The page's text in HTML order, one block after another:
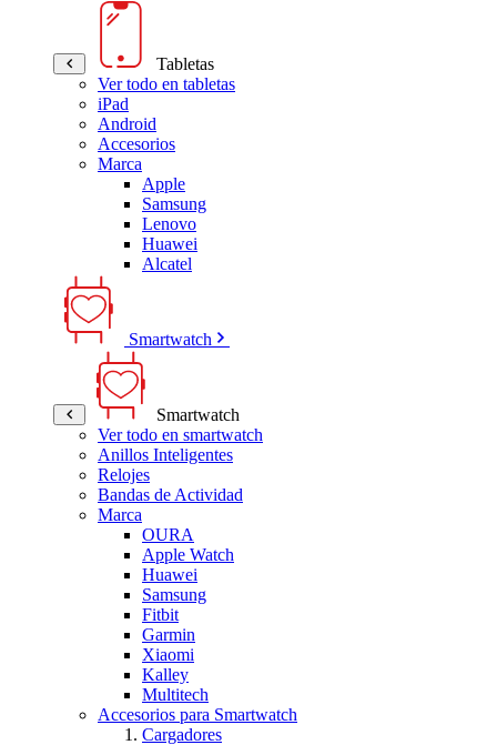
Tabletas
Ver todo en tabletas
iPad
Android
Accesorios
Marca
Apple
Samsung
Lenovo
Huawei
Alcatel
Smartwatch
Smartwatch
Ver todo en smartwatch
Anillos Inteligentes
Relojes
Bandas de Actividad
Marca
OURA
Apple Watch
Huawei
Samsung
Fitbit
Garmin
Xiaomi
Kalley
Multitech
Accesorios para Smartwatch
Cargadores